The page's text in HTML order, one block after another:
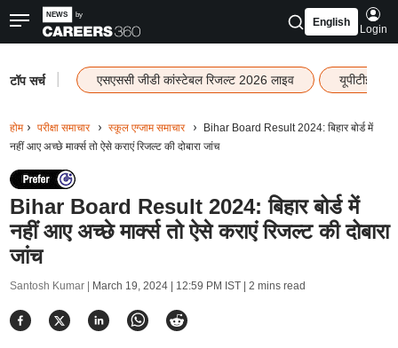
English
Login
टॉप सर्च एसएससी जीडी कांस्टेबल रिजल्ट 2026 लाइव यूपीटीईटी
होम परीक्षा समाचार स्कूल एग्जाम समाचार
Bihar Board Result 2024: बिहार बोर्ड में
नहीं आए अच्छे मार्क्स तो ऐसे कराएं रिजल्ट की दोबारा जांच
Bihar Board Result 2024: बिहार बोर्ड में
नहीं आए अच्छे मार्क्स तो ऐसे कराएं रिजल्ट की दोबारा
जांच
Santosh Kumar | March 19, 2024 | 12:59 PM IST| 2 mins read